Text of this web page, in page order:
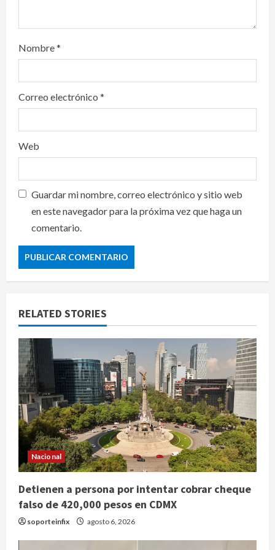
Nombre*
Correo electrónico *
Web
Guardar mi nombre, correo electrónico y sitio web
en este navegador para la próxima vez que haga un
comentario.
RELATED STORIES
Nacional
Detienen a persona por intentar cobrar cheque
falso de 420,000 pesos en CDMX
soporteinfix agosto 6, 2026